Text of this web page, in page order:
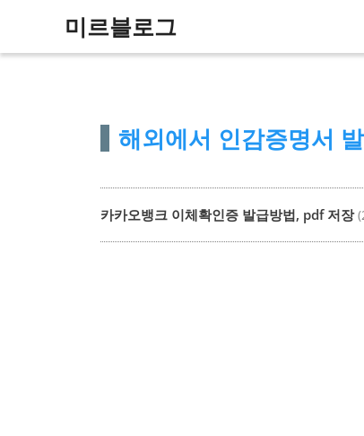
미르블로그
해외에서 인감증명서
카카오뱅크 이체확인증 발급방법, pdf 저장